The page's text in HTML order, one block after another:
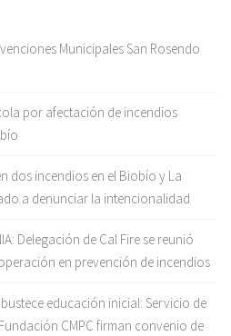
Municipales San Rosendo
por afectación de incendios
dos incendios en el Biobío y La
a denunciar la intencionalidad
Delegación de Cal Fire se reunió
en prevención de incendios
educación inicial: Servicio de
CMPC firman convenio de